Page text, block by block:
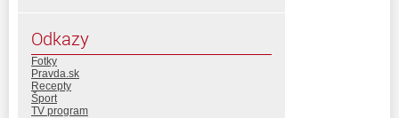
Odkazy
Fotky
Pravda.sk
Recepty
Šport
TV program